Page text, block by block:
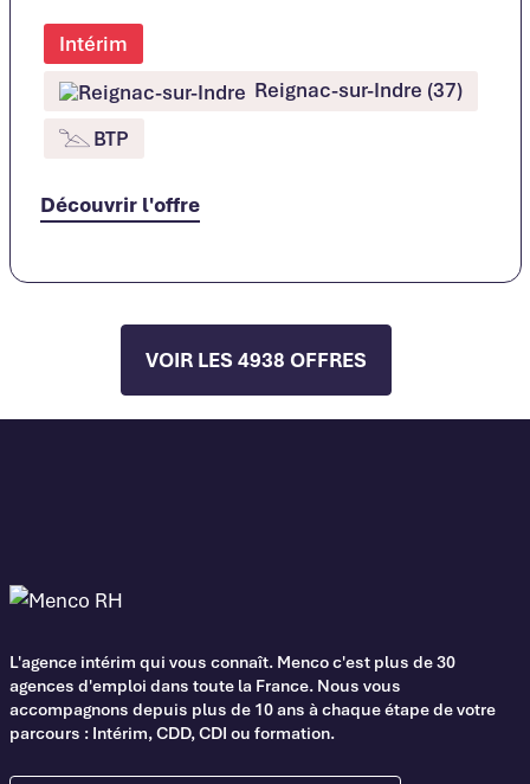
Intérim
Reignac-sur-Indre (37)
BTP
Découvrir l'offre
VOIR LES 4938 OFFRES
L'agence intérim qui vous connaît. Menco c'est plus de 30
agences d'emploi dans toute la France. Nous vous
accompagnons depuis plus de 10 ans à chaque étape de votre
parcours : Intérim, CDD, CDI ou formation.